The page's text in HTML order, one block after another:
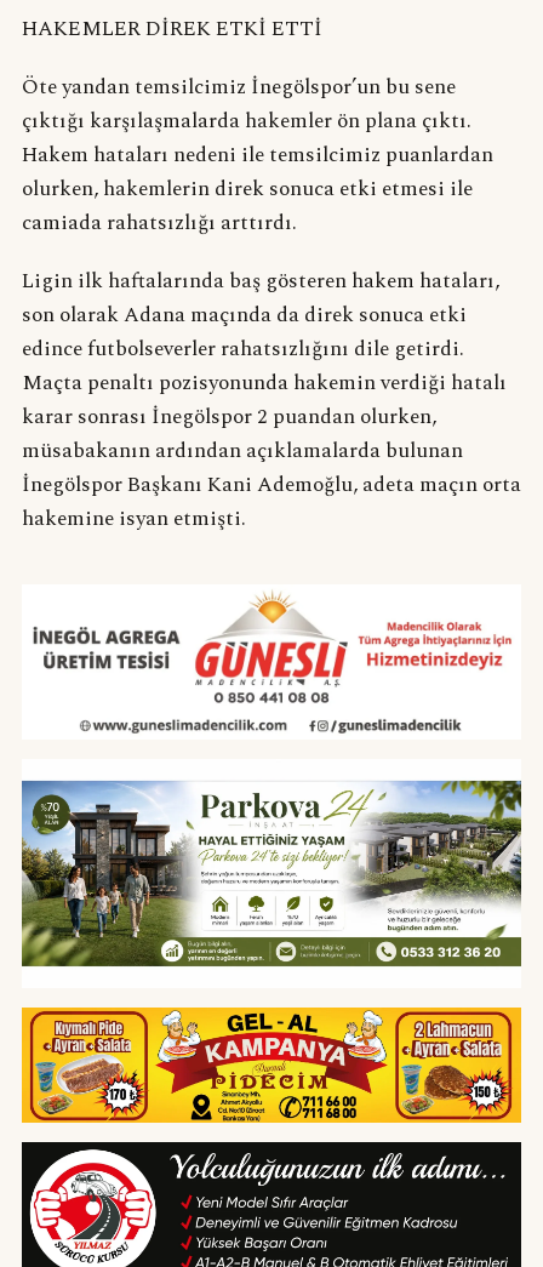
HAKEMLER DİREK ETKİ ETTİ
Öte yandan temsilcimiz İnegölspor’un bu sene
çıktığı karşılaşmalarda hakemler ön plana çıktı.
Hakem hataları nedeni ile temsilcimiz puanlardan
olurken, hakemlerin direk sonuca etki etmesi ile
camiada rahatsızlığı arttırdı.
Ligin ilk haftalarında baş gösteren hakem hataları,
son olarak Adana maçında da direk sonuca etki
edince futbolseverler rahatsızlığını dile getirdi.
Maçta penaltı pozisyonunda hakemin verdiği hatalı
karar sonrası İnegölspor 2 puandan olurken,
müsabakanın ardından açıklamalarda bulunan
İnegölspor Başkanı Kani Ademoğlu, adeta maçın orta
hakemine isyan etmişti.